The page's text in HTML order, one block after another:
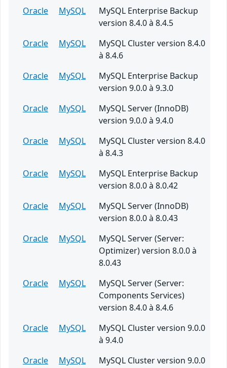
Oracle
MySQL
MySQL Enterprise Backup
version 8.4.0 à 8.4.5
Oracle
MySQL
MySQL Cluster version 8.4.0
à 8.4.6
Oracle
MySQL
MySQL Enterprise Backup
version 9.0.0 à 9.3.0
Oracle
MySQL
MySQL Server (InnoDB)
version 9.0.0 à 9.4.0
Oracle
MySQL
MySQL Cluster version 8.4.0
à 8.4.3
Oracle
MySQL
MySQL Enterprise Backup
version 8.0.0 à 8.0.42
Oracle
MySQL
MySQL Server (InnoDB)
version 8.0.0 à 8.0.43
Oracle
MySQL
MySQL Server (Server:
Optimizer) version 8.0.0 à
8.0.43
Oracle
MySQL
MySQL Server (Server:
Components Services)
version 8.4.0 à 8.4.6
Oracle
MySQL
MySQL Cluster version 9.0.0
à 9.4.0
Oracle
MySQL
MySQL Cluster version 9.0.0